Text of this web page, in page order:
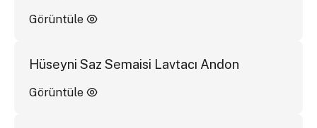
Görüntüle
Hüseyni Saz Semaisi Lavtacı Andon
Görüntüle